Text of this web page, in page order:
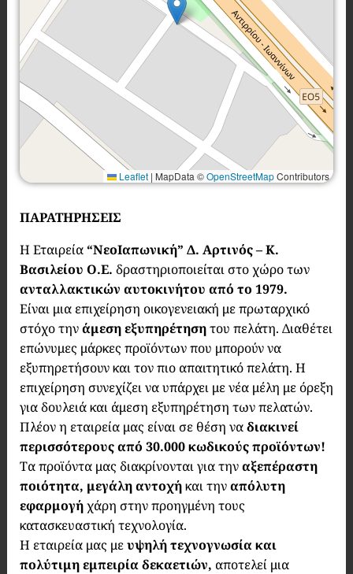
Leaflet | MapData ©OpenStreetMapContributors
ΠΑΡΑΤΗΡΗΣΕΙΣ
Η Εταιρεία “ΝεοΙαπωνική” Δ. Αρτινός – Κ.
Βασιλείου Ο.Ε. δραστηριοποιείται στο χώρο των
ανταλλακτικών αυτοκινήτου από το 1979.
Είναι μια επιχείρηση οικογενειακή με πρωταρχικό
στόχο τηνάμεση εξυπηρέτησητου πελάτη. Διαθέτει
επώνυμες μάρκες προϊόντων που μπορούν να
εξυπηρετήσουν και τον πιο απαιτητικό πελάτη. Η
επιχείρηση συνεχίζει να υπάρχει με νέα μέλη με όρεξη
για δουλειά και άμεση εξυπηρέτηση των πελατών.
Πλέον η εταιρεία μας είναι σε θέση ναδιακινεί
περισσότερους από 30.000 κωδικούς προϊόντων!
Τα προϊόντα μας διακρίνονται για τηναξεπέραστη
ποιότητα, μεγάλη αντοχήκαι τηναπόλυτη
εφαρμογήχάρη στην προηγμένη τους
κατασκευαστική τεχνολογία.
Η εταιρεία μας μευψηλή τεχνογνωσία και
πολύτιμη εμπειρία δεκαετιών, αποτελεί μια